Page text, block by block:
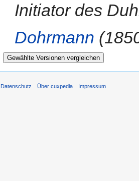
Initiator des
Dohrmann
Datenschutz Über cuxpedia Impressum